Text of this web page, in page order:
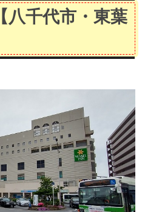
【八千代市・東葉